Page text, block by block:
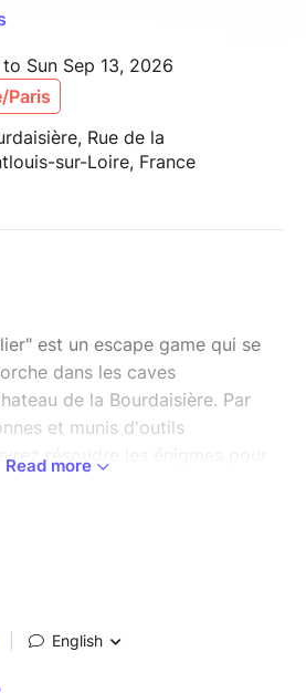
Sun Sep 13, 2026
Paris
Rue de la
sur-Loire, France
est un escape game qui se
dans les caves
de la Bourdaisière. Par
et munis d'outils
résoudre les énigmes pour
au festival de la tomate.
Read more